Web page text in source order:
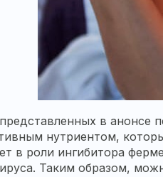
в анонсе
нутриентом,
в роли ингибитора
Таким образом,